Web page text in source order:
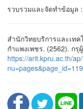
รวบรวมและจัดทำข้อมูล
สำนักวิทยบริการและเท
กำแพงเพชร. (2562). ก
https://arit.kpru.ac.th/